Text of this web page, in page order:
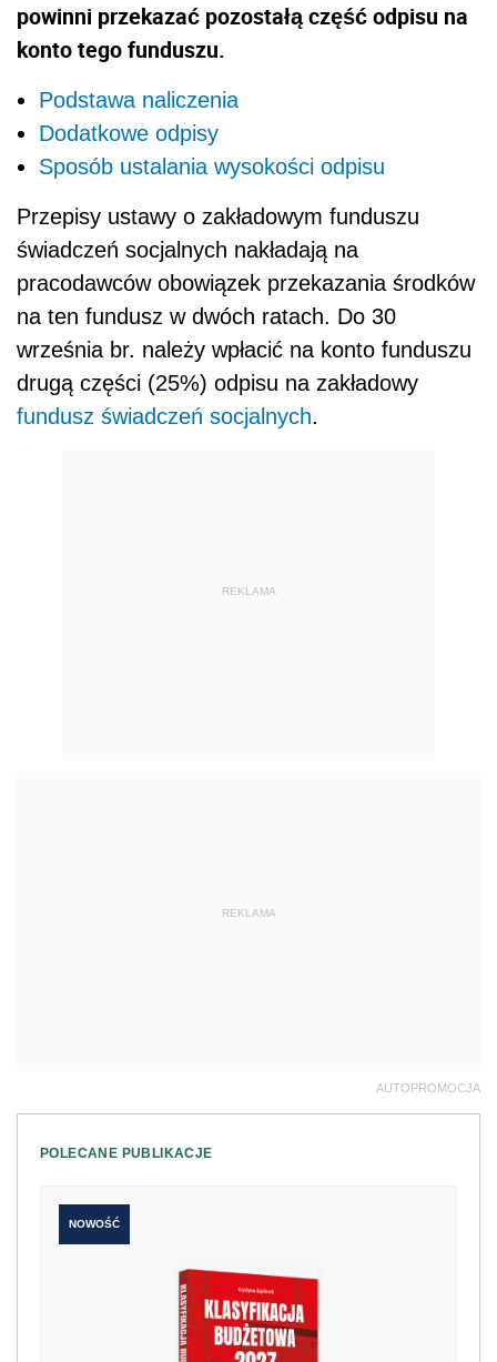
powinni przekazać pozostałą część odpisu na
konto tego funduszu.
Podstawa naliczenia
Dodatkowe odpisy
Sposób ustalania wysokości odpisu
Przepisy ustawy o zakładowym funduszu
świadczeń socjalnych nakładają na
pracodawców obowiązek przekazania środków
na ten fundusz w dwóch ratach. Do 30
września br. należy wpłacić na konto funduszu
drugą części (25%) odpisu na zakładowy
fundusz świadczeń socjalnych.
REKLAMA
REKLAMA
AUTOPROMOCJA
POLECANE PUBLIKACJE
NOWOŚĆ